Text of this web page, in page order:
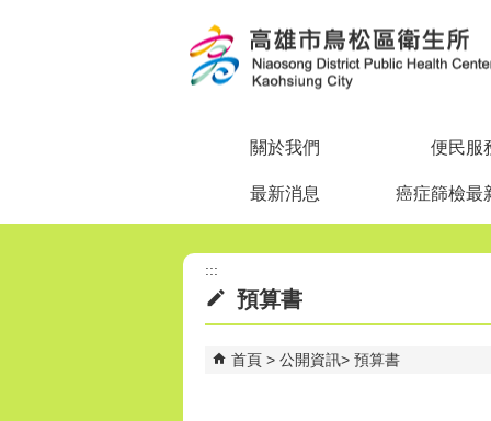
關於我們 便民服
最新消息 癌症篩檢最
:::
預算書
首頁 公開資訊 預算書